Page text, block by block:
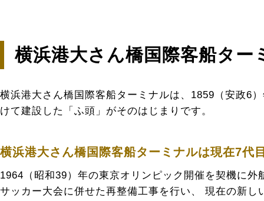
横浜港大さん橋国際客船ター
横浜港大さん橋国際客船ターミナルは、1859（安政6
けて建設した「ふ頭」がそのはじまりです。
横浜港大さん橋国際客船ターミナルは現在7代
1964（昭和39）年の東京オリンピック開催を契機に
サッカー大会に併せた再整備工事を行い、 現在の新